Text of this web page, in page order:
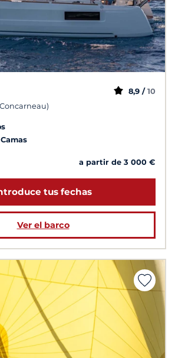
8,9 / 10
a partir de 3 000 €
tus fechas
Ver el barco